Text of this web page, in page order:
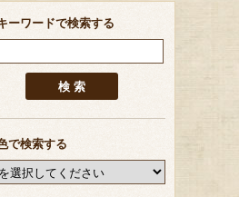
ーワードで検索する
で検索する